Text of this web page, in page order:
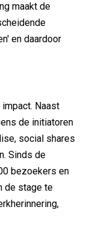
maakt de
en daardoor
Naast
de initiatoren
social shares
Sinds de
bezoekers en
de stage te